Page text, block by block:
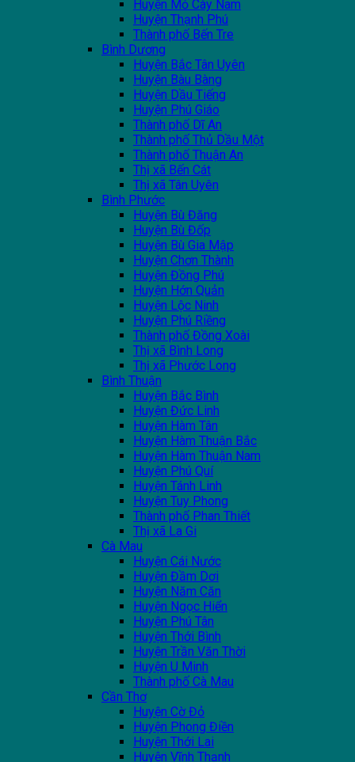
Huyện Mỏ Cày Nam
Huyện Thạnh Phú
Thành phố Bến Tre
Bình Dương
Huyện Bắc Tân Uyên
Huyện Bàu Bàng
Huyện Dầu Tiếng
Huyện Phú Giáo
Thành phố Dĩ An
Thành phố Thủ Dầu Một
Thành phố Thuận An
Thị xã Bến Cát
Thị xã Tân Uyên
Bình Phước
Huyện Bù Đăng
Huyện Bù Đốp
Huyện Bù Gia Mập
Huyện Chơn Thành
Huyện Đồng Phú
Huyện Hớn Quản
Huyện Lộc Ninh
Huyện Phú Riềng
Thành phố Đồng Xoài
Thị xã Bình Long
Thị xã Phước Long
Bình Thuận
Huyện Bắc Bình
Huyện Đức Linh
Huyện Hàm Tân
Huyện Hàm Thuận Bắc
Huyện Hàm Thuận Nam
Huyện Phú Quí
Huyện Tánh Linh
Huyện Tuy Phong
Thành phố Phan Thiết
Thị xã La Gi
Cà Mau
Huyện Cái Nước
Huyện Đầm Dơi
Huyện Năm Căn
Huyện Ngọc Hiển
Huyện Phú Tân
Huyện Thới Bình
Huyện Trần Văn Thời
Huyện U Minh
Thành phố Cà Mau
Cần Thơ
Huyện Cờ Đỏ
Huyện Phong Điền
Huyện Thới Lai
Huyện Vĩnh Thạnh